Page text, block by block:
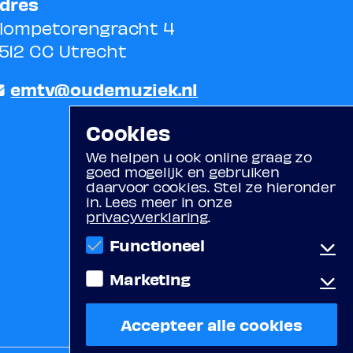
4
CC Utrecht
emtv@oudemuziek.nl
Cookies
We helpen u ook online graag zo
goed mogelijk en gebruiken
daarvoor cookies. Stel ze hieronder
in. Lees meer in onze
privacyverklaring.
Functioneel
Functionele cookies
Deze zijn nodig om de website
goed te laten functioneren. Zo
wordt uw winkelmandje onthouden
tijdens de bestelling en kunt u
Marketing
Social media plugins
Dit zijn cookies die door derde
partijen worden geplaatst. Met
Accepteer alle cookies